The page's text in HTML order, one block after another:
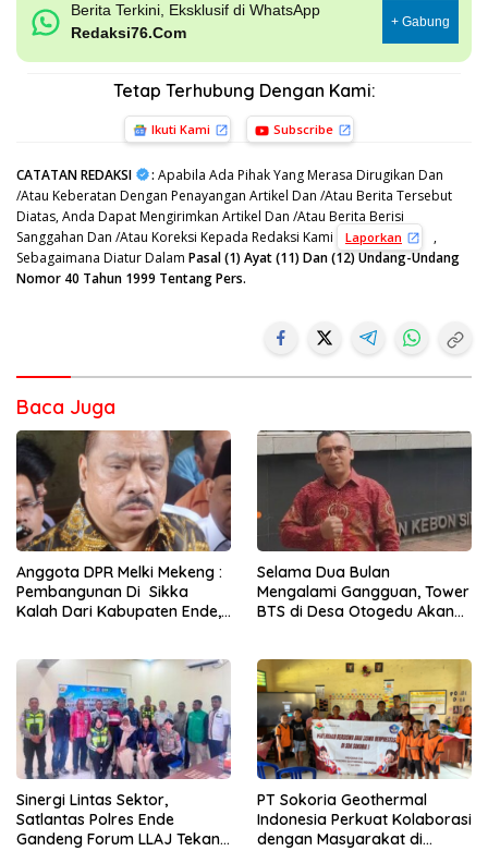
Berita Terkini, Eksklusif di WhatsApp
Redaksi76.Com
+ Gabung
Tetap Terhubung Dengan Kami:
Ikuti Kami Subscribe
CATATAN REDAKSI : Apabila Ada Pihak Yang Merasa Dirugikan Dan
/Atau Keberatan Dengan Penayangan Artikel Dan /Atau Berita Tersebut
Diatas, Anda Dapat Mengirimkan Artikel Dan /Atau Berita Berisi
Sanggahan Dan /Atau Koreksi Kepada Redaksi Kami
Laporkan
,
Sebagaimana Diatur Dalam Pasal (1) Ayat (11) Dan (12) Undang-Undang
Nomor 40 Tahun 1999 Tentang Pers.
Baca Juga
Anggota DPR Melki Mekeng :
Pembangunan Di Sikka
Kalah Dari Kabupaten Ende,
Selama Dua Bulan
Mengalami Gangguan, Tower
BTS di Desa Otogedu Akan
Sinergi Lintas Sektor,
Satlantas Polres Ende
Gandeng Forum LLAJ Tekan
PT Sokoria Geothermal
Indonesia Perkuat Kolaborasi
dengan Masyarakat di